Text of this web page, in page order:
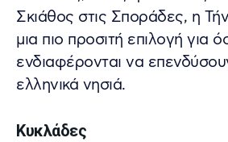
Σκιάθος στις Σποράδες, η
μια πιο προσιτή επιλογή για
ενδιαφέρονται να
ελληνικά νησιά.
Κυκλάδες